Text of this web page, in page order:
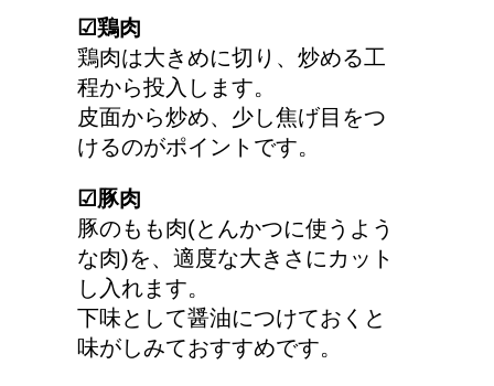
今月はピンチかも?!給料
から引かれる税金は月に
よって違う？
大学の成績の評価での
『優』の位置づけは？
耳と肩が関係するの？耳
☑︎鶏肉
鶏肉は大きめに切り、炒める工
程から投入します。
皮面から炒め、少し焦げ目をつ
けるのがポイントです。
☑︎豚肉
豚のもも肉(とんかつに使うよう
な肉)を、適度な大きさにカット
し入れます。
下味として醤油につけておくと
味がしみておすすめです。